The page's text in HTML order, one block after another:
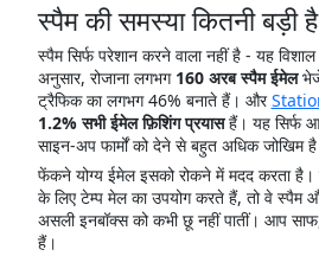
स्पैम की समस्या कितनी बड़ी है
स्पैम सिर्फ परेशान करने वाला नहीं है - यह
अनुसार, रोजाना लगभग 160 अरब स्पैम ईमेलभेजे
ट्रैफिक का लगभग 46% बनाते हैं। और
1.2% सभी ईमेल फ़िशिंग प्रयासहैं। यह सिर्फ
साइन-अप फार्मों को देने से बहुत अधिक जोखिम
फेंकने योग्य ईमेल इसको रोकने में मदद करता है।
के लिए टेम्प मेल का उपयोग करते हैं, तो वे स्पैम
असली इनबॉक्स को कभी छू नहीं पातीं। आप
हैं।